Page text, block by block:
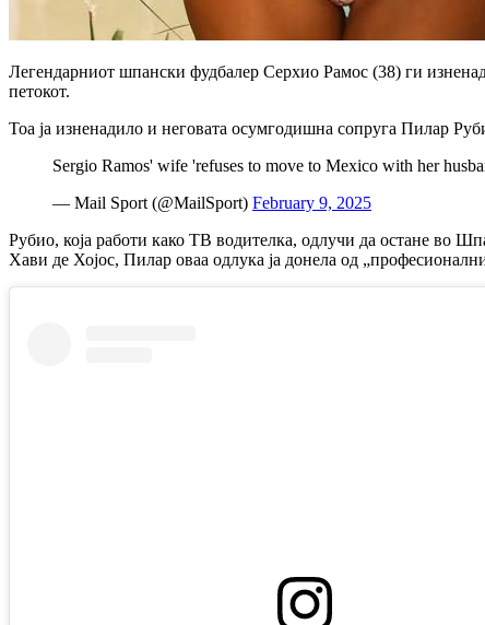
Легендарниот шпански фудбалер Серхио Рамос (38) ги
петокот.
Тоа ја изненадило и неговата осумгодишна сопруга Пилар
Sergio Ramos' wife 'refuses to move to Mexico with her
— Mail Sport (@MailSport) February 9, 2025
Рубио, која работи како ТВ водителка, одлучи да остане во
Хави де Хојос, Пилар оваа одлука ја донела од